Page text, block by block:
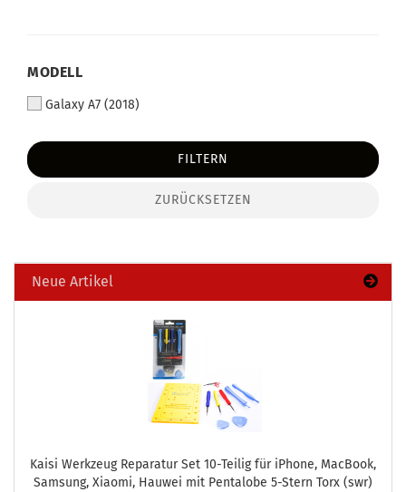
MODELL
Galaxy A7 (2018)
FILTERN
ZURÜCKSETZEN
Neue Artikel
Kaisi Werk­zeug Re­pa­ra­tur Set 10-​Teilig für iPho­ne, MacBook,
Sam­sung, Xiao­mi, Hau­wei mit Pen­talo­be 5-​Stern Torx (swr)